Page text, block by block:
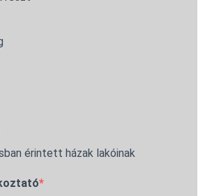
érintett házak lakóinak